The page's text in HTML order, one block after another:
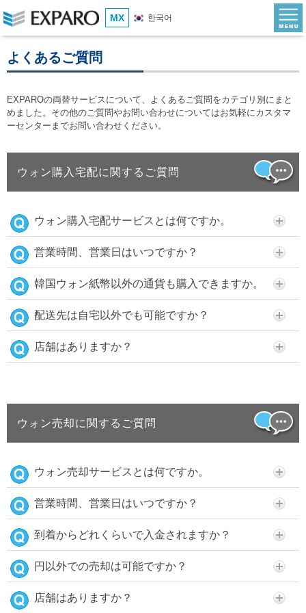
MX 한국어
よくあるご質問
EXPAROの両替サービスについて、よくあるご質問をカテゴリ別にまと
めました。その他のご質問やお問い合わせについてはお気軽にカスタマ
ーセンターまでお問い合わせください。
ウォン購入宅配に関するご質問
ウォン購入宅配サービスとは何ですか。
営業時間、営業日はいつですか？
韓国ウォン紙幣以外の通貨も購入できますか。
配送先は自宅以外でも可能ですか？
店舗はありますか？
ウォン売却に関するご質問
ウォン売却サービスとは何ですか。
営業時間、営業日はいつですか？
到着からどれくらいで入金されますか？
円以外での売却は可能ですか？
店舗はありますか？